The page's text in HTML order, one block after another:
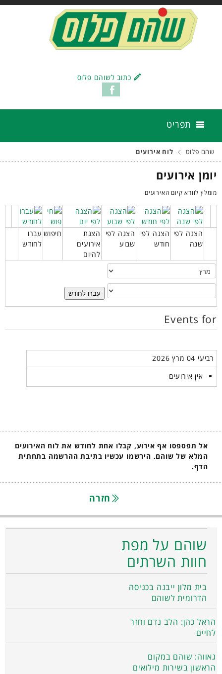
כתוב לשוהם פלוס
תפריט
שהם פלוס לוח אירועים
יומן אירועים
מומלץ לוודא קיום האירועים
הצגה לפי
שנה
הצגה לפי
חודש
הצגה לפי
שבוע
הצגת
אירועים
להיום
חיפוש עברו
לחודש
עברו לחודש
Events for
רביעי 04 מרץ 2026
אין אירועים
אל תפספסו אף אירוע, קבלו אחת לחודש את לוח האירועים
המלא של שוהם. הירשמו עכשיו בתיבת ההרשמה בתחתית
הדף.
חזרה
שוהם על מפת
חוות השרתים
בית מלון ייבנה בכניסה
הדרומית לשוהם
הראל כהן: הלב נדם וחזר
לחיים
גאווה: שוהם במקום
הראשון בשירות מילואים